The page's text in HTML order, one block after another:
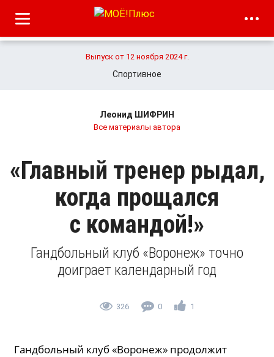
Выпуск от 12 ноября 2024 г.
Спортивное
Леонид ШИФРИН
Все материалы автора
«Главный тренер рыдал,
когда прощался
с командой!»
Гандбольный клуб «Воронеж» точно
доиграет календарный год
326 0 1
Гандбольный клуб «Воронеж» продолжит